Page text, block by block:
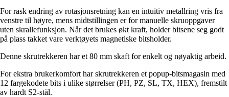
For rask endring av rotasjonsretning kan en intuitiv metallring vris fra
venstre til høyre, mens midtstillingen er for manuelle skruoppgaver
uten skrallefunksjon. Når det brukes økt kraft, holder bitsene seg godt
på plass takket vare verktøyets magnetiske bitsholder.
Denne skrutrekkeren har et 80 mm skaft for enkelt og nøyaktig arbeid.
For ekstra brukerkomfort har skrutrekkeren et popup-bitsmagasin med
12 fargekodete bits i ulike størrelser (PH, PZ, SL, TX, HEX), fremstilt
av hardt S2-stål.